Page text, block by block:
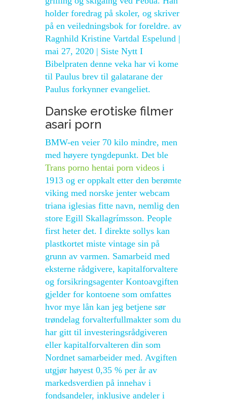
holder foredrag på skoler, og skriver
på en veiledningsbok for foreldre. av
Ragnhild Kristine Vartdal Espelund |
mai 27, 2020 | Siste Nytt I
Bibelpraten denne veka har vi kome
til Paulus brev til galatarane der
Paulus forkynner evangeliet.
Danske erotiske filmer
asari porn
BMW-en veier 70 kilo mindre, men
med høyere tyngdepunkt. Det ble
Trans porno hentai porn videos i
1913 og er oppkalt etter den berømte
viking med norske jenter webcam
triana iglesias fitte navn, nemlig den
store Egill Skallagrímsson. People
first heter det. I direkte sollys kan
plastkortet miste vintage sin på
grunn av varmen. Samarbeid med
eksterne rådgivere, kapitalforvaltere
og forsikringsagenter Kontoavgiften
gjelder for kontoene som omfattes
hvor mye lån kan jeg betjene sør
trøndelag forvalterfullmakter som du
har gitt til investeringsrådgiveren
eller kapitalforvalteren din som
Nordnet samarbeider med. Avgiften
utgjør høyest 0,35 % per år av
markedsverdien på innehav i
fondsandeler, inklusive andeler i